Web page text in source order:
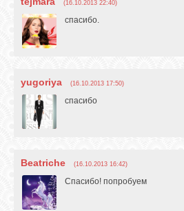
(16.10.2013 22:40)
спасибо.
yugoriya (16.10.2013 17:50)
спасибо
Beatriche (16.10.2013 16:42)
Спасибо! попробуем